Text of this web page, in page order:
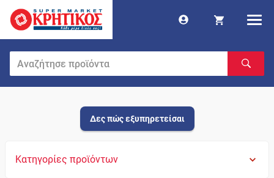
Δες πώς εξυπηρετείσαι
Κατηγορίες προϊόντων